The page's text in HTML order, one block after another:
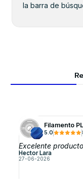
la barra de
Filamento
5.0
Excelente producto
Hector Lara
27-06-2026